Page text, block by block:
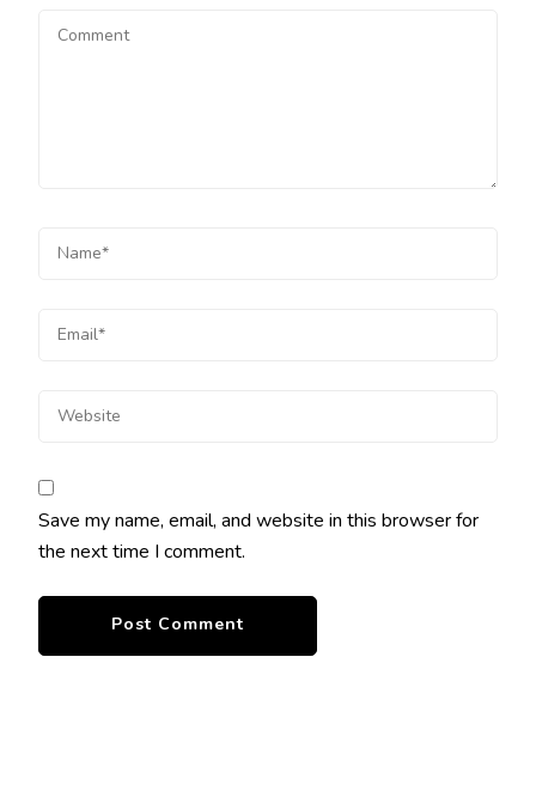
Save my name, email, and website in this browser for
the next time I comment.